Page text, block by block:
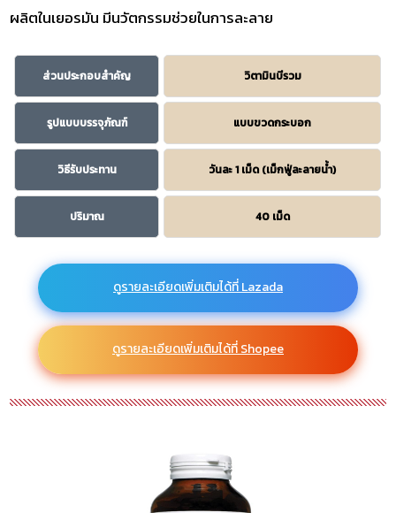
ผลิตในเยอรมัน มีนวัตกรรมช่วยในการละลาย
ส่วนประกอบสำคัญ วิตามินบีรวม
รูปแบบบรรจุภัณฑ์ แบบขวดกระบอก
วิธีรับประทาน วันละ 1 เม็ด (เม็กฟู่ละลายน้ำ)
ปริมาณ 40 เม็ด
ดูรายละเอียดเพิ่มเติมได้ที่ Lazada
ดูรายละเอียดเพิ่มเติมได้ที่ Shopee